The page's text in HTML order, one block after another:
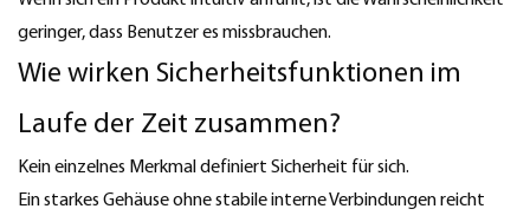
geringer, dass Benutzer es missbrauchen.
Wie wirken Sicherheitsfunktionen im
Laufe der Zeit zusammen?
Kein einzelnes Merkmal definiert Sicherheit für sich.
Ein starkes Gehäuse ohne stabile interne Verbindungen reicht